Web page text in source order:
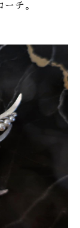
チ。